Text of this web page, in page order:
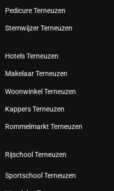
Pedicure Terneuzen
Stemwijzer Terneuzen
Hotels Terneuzen
Makelaar Terneuzen
Woonwinkel Terneuzen
Kappers Terneuzen
Rommelmarkt Terneuzen
Rijschool Terneuzen
Sportschool Terneuzen